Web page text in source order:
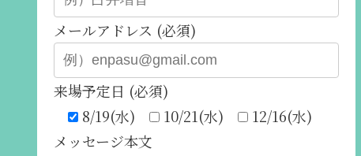
メールアドレス (必須)
来場予定日 (必須)
8/19(水)
10/21(水)
12/16(水)
メッセージ本文